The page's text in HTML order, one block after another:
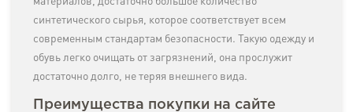
синтетического сырья, которое соответствует всем
современным стандартам безопасности. Такую одежду и
обувь легко очищать от загрязнений, она прослужит
достаточно долго, не теряя внешнего вида.
Преимущества покупки на сайте